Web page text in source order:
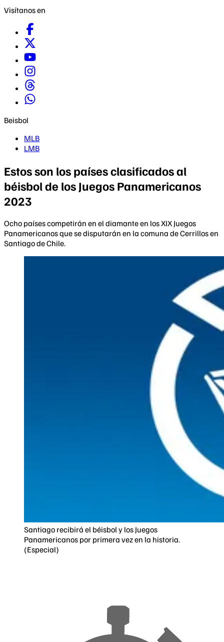
Visítanos en
Beisbol
MLB
LMB
Estos son los países clasificados al
béisbol de los Juegos Panamericanos
2023
Ocho países competirán en el diamante en los XIX Juegos
Panamericanos que se disputarán en la comuna de Cerrillos en
Santiago de Chile.
Santiago recibirá el béisbol y los Juegos
Panamericanos por primera vez en la historia.
(Especial)